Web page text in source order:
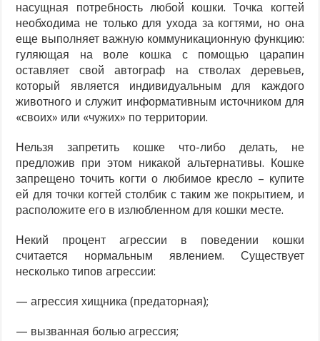
насущная потребность любой кошки. Точка когтей
необходима не только для ухода за когтями, но она
еще выполняет важную коммуникационную функцию:
гуляющая на воле кошка с помощью царапин
оставляет свой автограф на стволах деревьев,
который является индивидуальным для каждого
животного и служит информативным источником для
«своих» или «чужих» по территории.
Нельзя запретить кошке что-либо делать, не
предложив при этом никакой альтернативы. Кошке
запрещено точить когти о любимое кресло – купите
ей для точки когтей столбик с таким же покрытием, и
расположите его в излюбленном для кошки месте.
Некий процент агрессии в поведении кошки
считается нормальным явлением. Существует
несколько типов агрессии:
— агрессия хищника (предаторная);
— вызванная болью агрессия;